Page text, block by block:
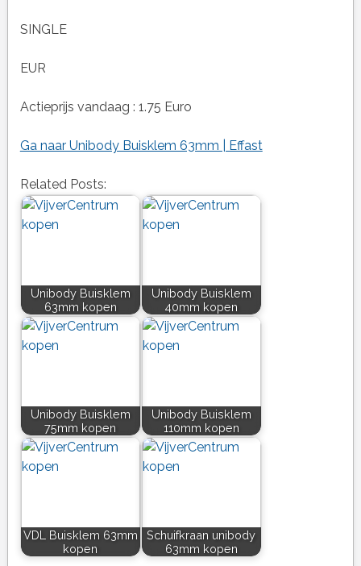
SINGLE
EUR
Actieprijs vandaag : 1.75 Euro
Ga naar Unibody Buisklem 63mm | Effast
Related Posts:
Unibody Buisklem
63mm kopen
Unibody Buisklem
40mm kopen
Unibody Buisklem
75mm kopen
Unibody Buisklem
110mm kopen
VDL Buisklem 63mm
kopen
Schuifkraan unibody
63mm kopen